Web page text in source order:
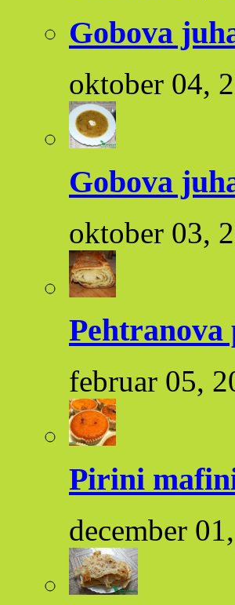
Gobova
oktober 04,
Gobova
oktober 03,
Pehtranova
februar 05,
Pirini
december